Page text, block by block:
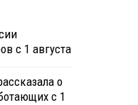
с 1 августа
о
с 1